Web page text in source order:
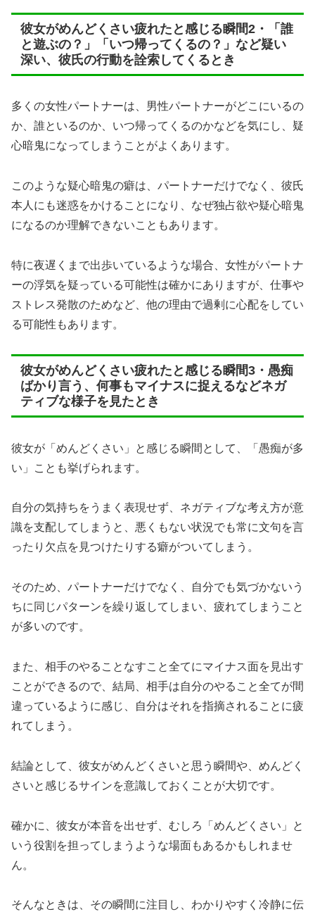
彼女がめんどくさい疲れたと感じる瞬間2・「誰
と遊ぶの？」「いつ帰ってくるの？」など疑い
深い、彼氏の行動を詮索してくるとき
多くの女性パートナーは、男性パートナーがどこにいるの
か、誰といるのか、いつ帰ってくるのかなどを気にし、疑
心暗鬼になってしまうことがよくあります。
このような疑心暗鬼の癖は、パートナーだけでなく、彼氏
本人にも迷惑をかけることになり、なぜ独占欲や疑心暗鬼
になるのか理解できないこともあります。
特に夜遅くまで出歩いているような場合、女性がパートナ
ーの浮気を疑っている可能性は確かにありますが、仕事や
ストレス発散のためなど、他の理由で過剰に心配をしてい
る可能性もあります。
彼女がめんどくさい疲れたと感じる瞬間3・愚痴
ばかり言う、何事もマイナスに捉えるなどネガ
ティブな様子を見たとき
彼女が「めんどくさい」と感じる瞬間として、「愚痴が多
い」ことも挙げられます。
自分の気持ちをうまく表現せず、ネガティブな考え方が意
識を支配してしまうと、悪くもない状況でも常に文句を言
ったり欠点を見つけたりする癖がついてしまう。
そのため、パートナーだけでなく、自分でも気づかないう
ちに同じパターンを繰り返してしまい、疲れてしまうこと
が多いのです。
また、相手のやることなすこと全てにマイナス面を見出す
ことができるので、結局、相手は自分のやること全てが間
違っているように感じ、自分はそれを指摘されることに疲
れてしまう。
結論として、彼女がめんどくさいと思う瞬間や、めんどく
さいと感じるサインを意識しておくことが大切です。
確かに、彼女が本音を出せず、むしろ「めんどくさい」と
いう役割を担ってしまうような場面もあるかもしれませ
ん。
そんなときは、その瞬間に注目し、わかりやすく冷静に伝